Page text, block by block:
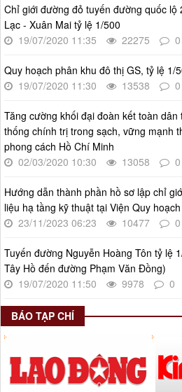
Kế hoạch Triển khai Phong trào "Bình
Thời gian đăng: 02/06/2025
lượt xem: 627 | lượt tải:268
Triển khai thực hiện Nghị quyết số 34/
19/11/2024 của Hội đồng nhân dân
lượt xem: 952 | lượt tải:404
Chỉ giới đường đỏ tuyến đường quốc lộ
Lạc - Xuân Mai tỷ lệ 1/500
19/07/2020 11:35
22275 0
Quy hoạch phân khu đô thị GS, tỷ lệ 1/
19/07/2020 11:30
13538 0
Tăng cường khối đại đoàn kết toàn
thống chính trị trong sạch, vững mạnh
phong cách Hồ Chí Minh
02/03/2020 10:30
13058 0
Hướng dẫn thành phần hồ sơ lập chỉ
liệu hạ tầng kỹ thuật tại Viện Quy
23/11/2023 06:23
10477 0
Tuyến đường Nguyễn Hoàng Tôn tỷ lệ
Tây Hồ đến đường Phạm Văn Đồng)
19/07/2020 11:50
9978 0
BÁO TẠP CHÍ